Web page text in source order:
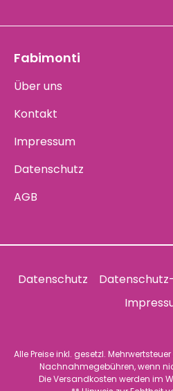
Fabimonti
Über uns
Kontakt
Impressum
Datenschutz
AGB
Datenschutz
Alle Preise inkl. gesetzl. Mehrwertsteuer
Nachnahmegebühren, wenn
Die Versandkosten werden im